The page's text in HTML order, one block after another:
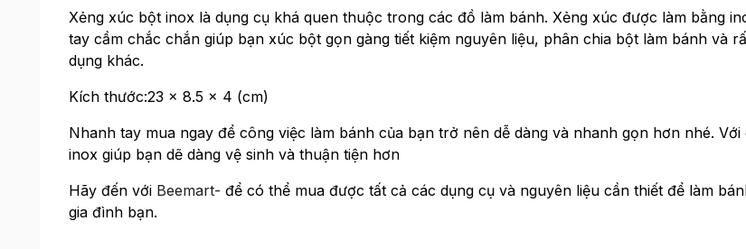
Xẻng xúc bột inox là dụng cụ khá quen thuộc trong các đồ làm bánh. Xẻng xúc được làm bằng
tay cầm chắc chắn giúp bạn xúc bột gọn gàng tiết kiệm nguyên liệu, phân chia bột làm bánh và
dụng khác.
Kích thước:23 x 8.5 x 4 (cm)
Nhanh tay mua ngay để công việc làm bánh của bạn trở nên dễ dàng và nhanh gọn hơn nhé. Với
inox giúp bạn dẽ dàng vệ sinh và thuận tiện hơn
Hãy đến với Beemart- để có thể mua được tất cả các dụng cụ và nguyên liệu cần thiết để làm
gia đình bạn.